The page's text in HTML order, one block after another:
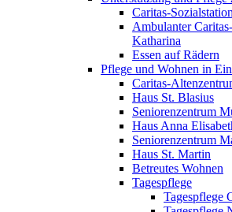
Caritas-
Ambulanter
Katharina
Essen auf Rädern
Pflege und Wohnen in
Caritas-
Haus St. Blasius
Seniorenzentrum
Haus Anna
Seniorenzentrum
Haus St. Martin
Betreutes Wohnen
Tagespflege
Tagespflege